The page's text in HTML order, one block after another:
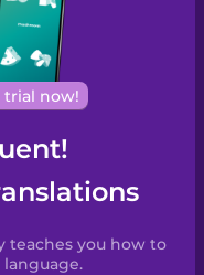
trial now!
teaches you how to